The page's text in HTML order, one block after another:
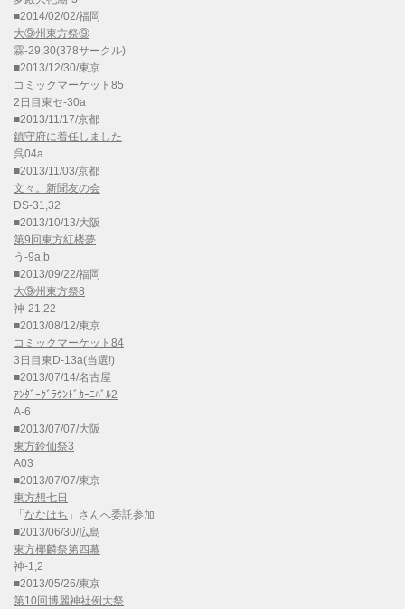
■2014/02/02/福岡
大⑨州東方祭⑨
霖-29,30(378サークル)
■2013/12/30/東京
コミックマーケット85
2日目東セ-30a
■2013/11/17/京都
鎮守府に着任しました
呉04a
■2013/11/03/京都
文々。新聞友の会
DS-31,32
■2013/10/13/大阪
第9回東方紅楼夢
う-9a,b
■2013/09/22/福岡
大⑨州東方祭8
神-21,22
■2013/08/12/東京
コミックマーケット84
3日目東D-13a(当選!)
■2013/07/14/名古屋
ｱﾝﾀﾞｰｸﾞﾗｳﾝﾄﾞｶｰﾆﾊﾞﾙ2
A-6
■2013/07/07/大阪
東方鈴仙祭3
A03
■2013/07/07/東京
東方想七日
「 ななはち 」さんへ委託参加
■2013/06/30/広島
東方椰麟祭第四幕
神-1,2
■2013/05/26/東京
第10回博麗神社例大祭